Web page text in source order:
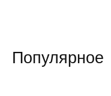
Популярное